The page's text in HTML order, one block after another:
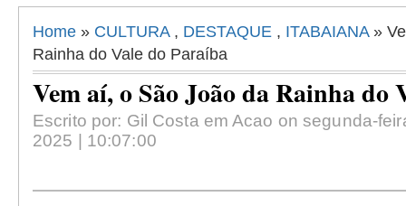
Home » CULTURA, DESTAQUE , ITABAIANA»
Rainha do Vale do Paraíba
Vem aí, o São João da Rainha do
Escrito por: Gil Costa em Acao on segunda-
2025 | 10:07:00